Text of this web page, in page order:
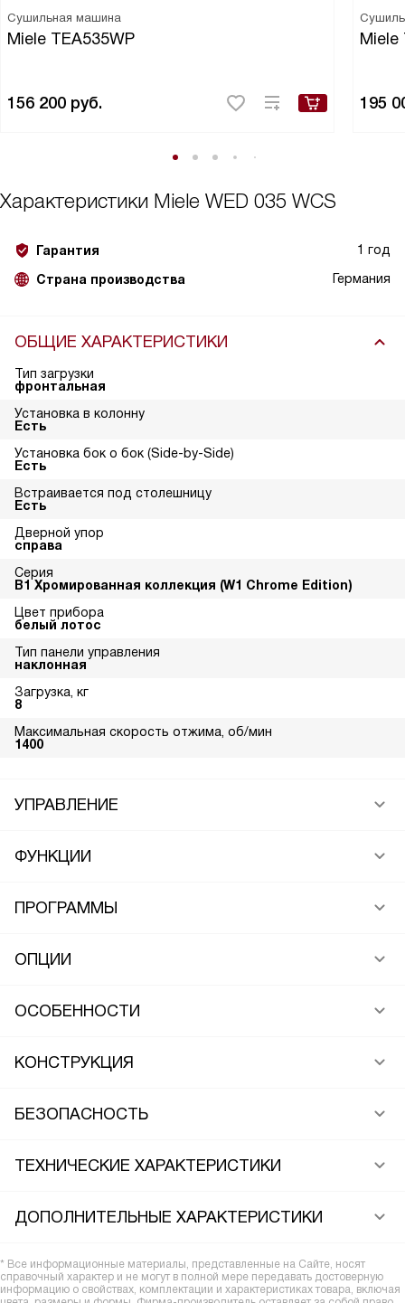
Сушильная машина
Miele TEA535WP
156 200 руб.
Miele
195
Характеристики Miele WED 035 WCS
Гарантия 1 год
Страна производства Германия
ОБЩИЕ ХАРАКТЕРИСТИКИ
Тип загрузки
фронтальная
Установка в колонну
Есть
Установка бок о бок (Side-by-Side)
Есть
Встраивается под столешницу
Есть
Дверной упор
справа
Серия
В1 Хромированная коллекция (W1 Chrome Edition)
Цвет прибора
белый лотос
Тип панели управления
наклонная
Загрузка, кг
8
Максимальная скорость отжима, об/мин
1400
УПРАВЛЕНИЕ
ФУНКЦИИ
ПРОГРАММЫ
ОПЦИИ
ОСОБЕННОСТИ
КОНСТРУКЦИЯ
БЕЗОПАСНОСТЬ
ТЕХНИЧЕСКИЕ ХАРАКТЕРИСТИКИ
ДОПОЛНИТЕЛЬНЫЕ ХАРАКТЕРИСТИКИ
* Все информационные материалы, представленные на Сайте, носят
справочный характер и не могут в полной мере передавать достоверную
информацию о свойствах, комплектации и характеристиках товара, включая